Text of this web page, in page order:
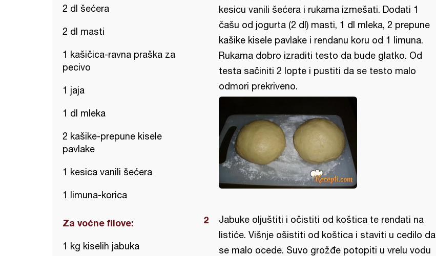
2 dl šećera
2 dl masti
1 kašičica-ravna praška za
pecivo
1 jaja
1 dl mleka
2 kašike-prepune kisele
pavlake
1 kesica vanili šećera
1 limuna-korica
Za voćne filove:
1 kg kiselih jabuka
kesicu vanili šećera i rukama izmešati. Dodati 1
čašu od jogurta (2 dl) masti, 1 dl mleka, 2 prepune
kašike kisele pavlake i rendanu koru od 1 limuna.
Rukama dobro izraditi testo da bude glatko. Od
testa sačiniti 2 lopte i pustiti da se testo malo
odmori prekriveno.
Jabuke oljuštiti i očistiti od koštica te rendati na
listiće. Višnje ošistiti od koštica i staviti u cedilo da
se malo ocede. Suvo grožđe potopiti u vrelu vodu